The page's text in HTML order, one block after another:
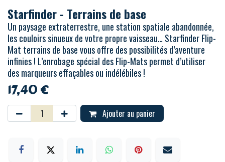
Starfinder - Terrains de base
Un paysage extraterrestre, une station spatiale abandonnée,
les couloirs sinueux de votre propre vaisseau… Starfinder Flip-
Mat terrains de base vous offre des possibilités d’aventure
infinies ! L’enrobage spécial des Flip-Mats permet d’utiliser
des marqueurs effaçables ou indélébiles !
17,40€
Ajouter au panier